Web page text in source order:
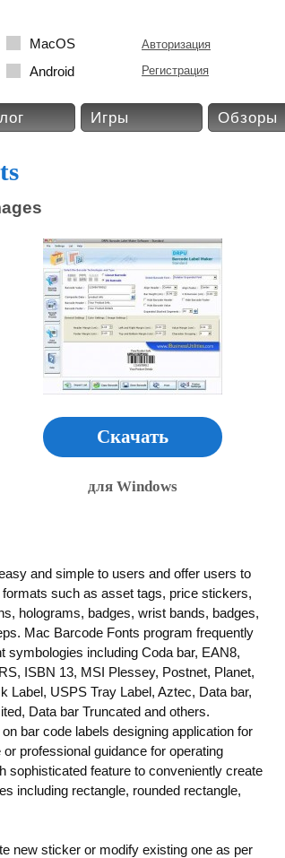
MacOS
Android
Авторизация
Регистрация
Игры Обзоры
Скачать
для Windows
and simple to users and offer users to
such as asset tags, price stickers,
holograms, badges, wrist bands, badges,
Mac Barcode Fonts program frequently
symbologies including Coda bar, EAN8,
ISBN 13, MSI Plessey, Postnet, Planet,
Label, USPS Tray Label, Aztec, Data bar,
Data bar Truncated and others.
bar code labels designing application for
professional guidance for operating
sophisticated feature to conveniently create
including rectangle, rounded rectangle,
new sticker or modify existing one as per